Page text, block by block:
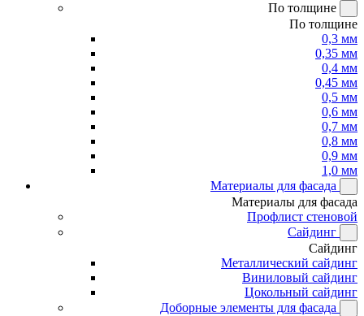
По толщине
По толщине
0,3 мм
0,35 мм
0,4 мм
0,45 мм
0,5 мм
0,6 мм
0,7 мм
0,8 мм
0,9 мм
1,0 мм
Материалы для фасада
Материалы для фасада
Профлист стеновой
Сайдинг
Сайдинг
Металлический сайдинг
Виниловый сайдинг
Цокольный сайдинг
Доборные элементы для фасада